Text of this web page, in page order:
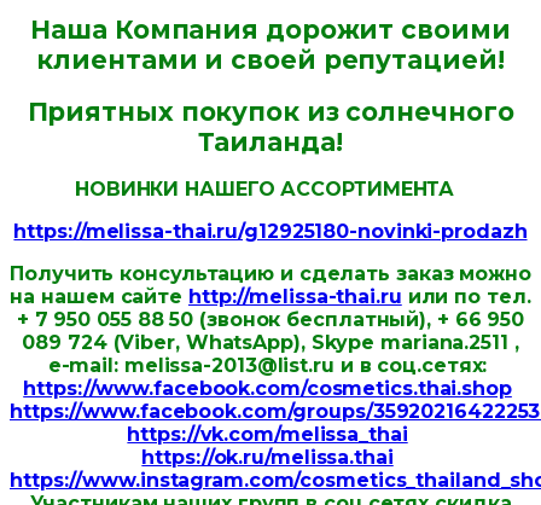
Наша Компания дорожит своими
клиентами и своей репутацией!
Приятных покупок из солнечного
Таиланда!
НОВИНКИ НАШЕГО АССОРТИМЕНТА
https://melissa-thai.ru/g12925180-novinki-prodazh
Получить консультацию и сделать заказ можно
на нашем сайте http://melissa-thai.ru или по тел.
+ 7 950 055 88 50 (звонок бесплатный), + 66 950
089 724 (Viber, WhatsApp), Skype mariana.2511 ,
e-mail: melissa-2013@list.ru и в соц.сетях:
https://www.facebook.com/cosmetics.thai.shop
https://www.facebook.com/groups/
https://vk.com/melissa_thai
https://ok.ru/melissa.thai
https://www.instagram.com/